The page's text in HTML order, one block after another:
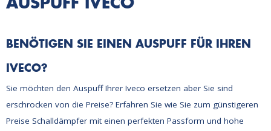
AUSPUFF IVECO
BENÖTIGEN SIE EINEN AUSPUFF FÜR IHREN
IVECO?
Sie möchten den Auspuff Ihrer Iveco ersetzen aber Sie sind
erschrocken von die Preise? Erfahren Sie wie Sie zum günstigeren
Preise Schalldämpfer mit einen perfekten Passform und hohe